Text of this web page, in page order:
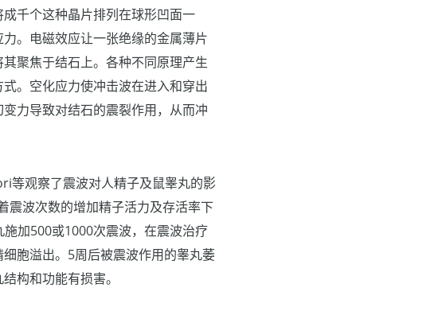
千个这种晶片排列在球形凹面一
。电磁效应让一张绝缘的金属薄片
聚焦于结石上。各种不同原理产生
。空化应力使冲击波在进入和穿出
力导致对结石的震裂作用，从而冲
等观察了震波对人精子及鼠睾丸的影
波次数的增加精子活力及存活率下
加500或1000次震波，在震波治疗
胞溢出。5周后被震波作用的睾丸萎
构和功能有损害。